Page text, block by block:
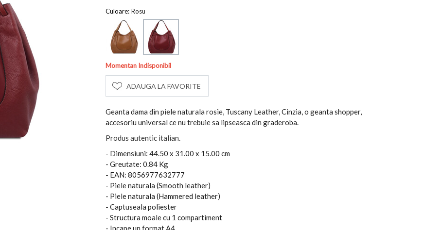
Culoare: Rosu
Momentan Indisponibil
ADAUGA LA FAVORITE
Geanta dama din piele naturala rosie, Tuscany Leather, Cinzia, o geanta shopper,
accesoriu universal ce nu trebuie sa lipseasca din graderoba.
Produs autentic italian.
- Dimensiuni: 44.50 x 31.00 x 15.00 cm
- Greutate: 0.84 Kg
- EAN: 8056977632777
- Piele naturala (Smooth leather)
- Piele naturala (Hammered leather)
- Captuseala poliester
- Structura moale cu 1 compartiment
- Incape un format A4